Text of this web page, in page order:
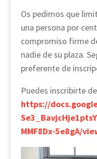
Os pedimos que
una persona por
compromiso firme
nadie de su plaza.
preferente de
Puedes inscribirte
https://
MMF8Dx-5e8gA/